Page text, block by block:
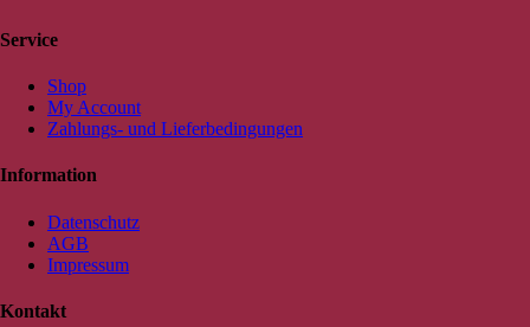
Service
Shop
My Account
Zahlungs- und Lieferbedingungen
Information
Datenschutz
AGB
Impressum
Kontakt